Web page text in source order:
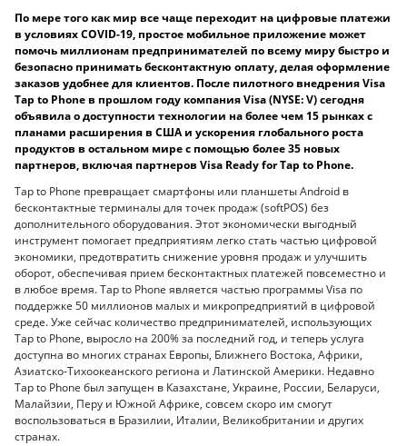
По мере того как мир все чаще переходит на цифровые платежи
в условиях COVID-19, простое мобильное приложение может
помочь миллионам предпринимателей по всему миру быстро и
безопасно принимать бесконтактную оплату, делая оформление
заказов удобнее для клиентов. После пилотного внедрения Visa
Tap to Phone в прошлом году компания Visa (NYSE: V) сегодня
объявила о доступности технологии на более чем 15 рынках с
планами расширения в США и ускорения глобального роста
продуктов в остальном мире с помощью более 35 новых
партнеров, включая партнеров Visa Ready for Tap to Phone.
Tap to Phone превращает смартфоны или планшеты Android в
бесконтактные терминалы для точек продаж (softPOS) без
дополнительного оборудования. Этот экономически выгодный
инструмент помогает предприятиям легко стать частью цифровой
экономики, предотвратить снижение уровня продаж и улучшить
оборот, обеспечивая прием бесконтактных платежей повсеместно и
в любое время. Tap to Phone является частью программы Visa по
поддержке 50 миллионов малых и микропредприятий в цифровой
среде. Уже сейчас количество предпринимателей, использующих
Tap to Phone, выросло на 200% за последний год, и теперь услуга
доступна во многих странах Европы, Ближнего Востока, Африки,
Азиатско-Тихоокеанского региона и Латинской Америки. Недавно
Tap to Phone был запущен в Казахстане, Украине, России, Беларуси,
Малайзии, Перу и Южной Африке, совсем скоро им смогут
воспользоваться в Бразилии, Италии, Великобритании и других
странах.